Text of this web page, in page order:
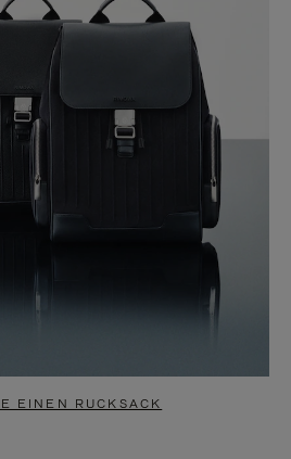
EINEN RUCKSACK